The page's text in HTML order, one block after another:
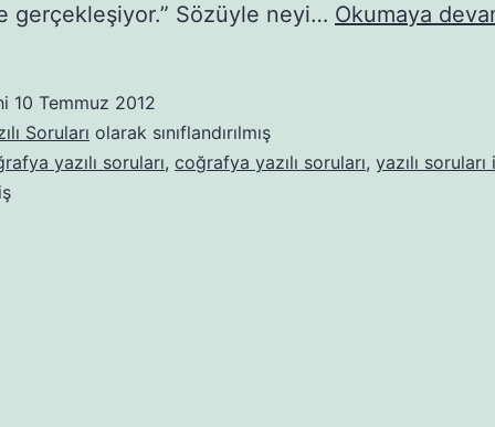
gerçekleşiyor.” Sözüyle neyi… Okumaya
10 Temmuz 2012
Soruları olarak sınıflandırılmış
yazılı soruları, coğrafya yazılı soruları, yazılı